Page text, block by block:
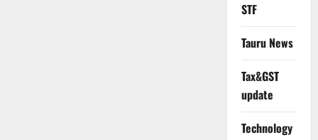
STF
Tauru News
Tax&GST
update
Technology